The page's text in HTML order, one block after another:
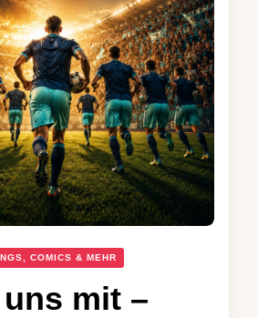
COMICS & MEHR
mit –